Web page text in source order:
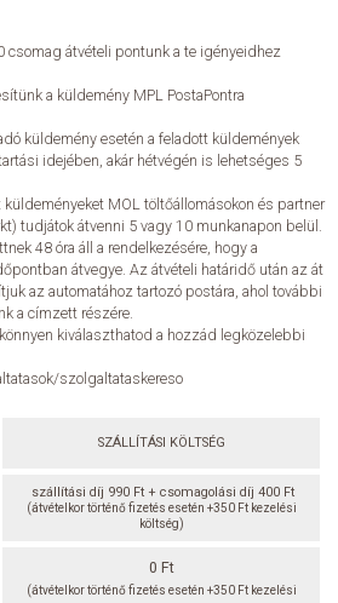
átvételi pontunk a te igényeidhez
a küldemény MPL PostaPontra
küldemény esetén a feladott küldemények
idejében, akár hétvégén is lehetséges 5
küldeményeket MOL töltőállomásokon és partner
tudjátok átvenni 5 vagy 10 munkanapon belül.
48 óra áll a rendelkezésére, hogy a
átvegye. Az átvételi határidő után az át
az automatához tartozó postára, ahol további
a címzett részére.
kiválaszthatod a hozzád legközelebbi
szolgaltataskereso
SZÁLLÍTÁSI KÖLTSÉG
szállítási díj 990 Ft + csomagolási díj 400 Ft
(átvételkor történő fizetés esetén +350 Ft kezelési
költség)
0 Ft
(átvételkor történő fizetés esetén +350 Ft kezelési